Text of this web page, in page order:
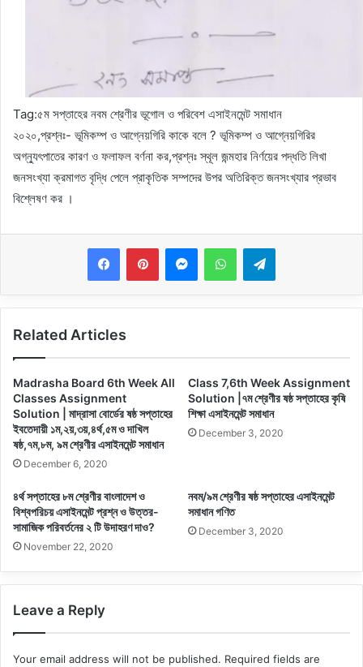
Tag:৫ম সপ্তাহের নবম শ্রেণীর ভূগোল ও পরিবেশ এসাইনমেন্ট সমাধান
২০২০,প্রশ্নঃ- ভূমিকম্প ও আগ্নেয়গিরি কাকে বলে ? ভূমিকম্প ও আগ্নেয়গিরির
অগ্ন্যুৎপাতের কারণ ও ফলাফল বর্ণনা কর,প্রশ্নঃস্থূল জন্মহার নির্ণয়ের পদ্ধতি লিখা
জনসংখ্যা ক্রমাগত বৃদ্ধি পেলে প্রাকৃতিক সম্পদের উপর অতিরিক্ত জনসংখ্যার প্রভাব
বিশ্লেষণ কর ।
MessengerWhatsAppTelegram
Related Articles
Madrasha Board 6th Week All
Classes Assignment
Solution | মাদ্রাসা বোর্ডের ষষ্ঠ সপ্তাহের
ইবতেদায়ী ১ম,২য়,৩য়,৪র্থ,৫ম ও দাখিল
ষষ্ঠ,৭ম,৮ম, ৯ম শ্রেণীর এসাইনমেন্ট সমাধান
December 6, 2020
Class 7,6th Week Assignment
Solution |৭ম শ্রেণীর ষষ্ঠ সপ্তাহের কৃষি
শিক্ষা এসাইনমেন্ট সমাধান
December 3, 2020
৪র্থ সপ্তাহের ৮ম শ্রেণীর বাংলাদেশ ও
বিশ্বপরিচয় এসাইনমেন্ট প্রশ্ন ও উত্তর-
সামাজিক পরিবর্তনের ২ টি উদাহরণ দাও?
November 22, 2020
নবম/৯ম শ্রেণীর ষষ্ঠ সপ্তাহের এসাইনমেন্ট
সমাধান গণিত
December 3, 2020
Leave a Reply
Your email address will not be published. Required fields are